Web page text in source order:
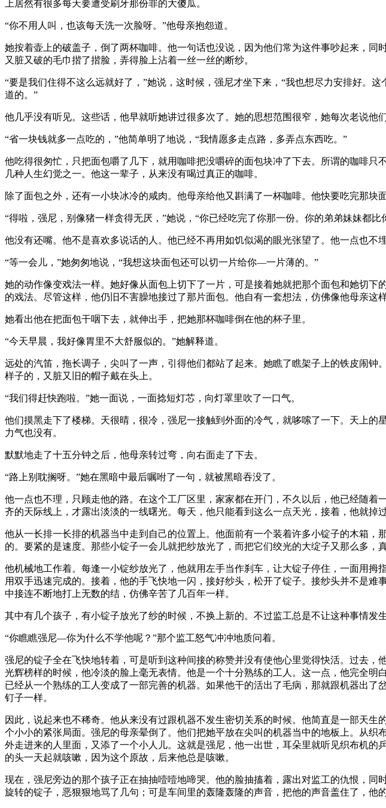
上居然有很多每天要遭受刷牙那份罪的大傻瓜。
“你不用人叫，也该每天洗一次脸呀。”他母亲抱怨道。
她按着壶上的破盖子，倒了两杯咖啡。他一句话也没说，因为他们常为这件事吵起来，
又脏又破的毛巾揩了揩脸，弄得脸上沾着一丝一丝的断纱。
“要是我们住得不这么远就好了，”她说，这时候，强尼才坐下来，“我也想尽力安排好。
道的。”
他几乎没有听见。这些话，他早就听她讲过很多次了。她的思想范围很窄，她每次老说他
“省一块钱就多一点吃的，”他简单明了地说，“我情愿多走点路，多弄点东西吃。”
他吃得很匆忙，只把面包嚼了几下，就用咖啡把没嚼碎的面包块冲了下去。所谓的咖啡
几种人生幻觉之一。他这一辈子，从来没有喝过真正的咖啡。
除了面包之外，还有一小块冰冷的咸肉。他母亲给他又斟满了一杯咖啡。他快要吃完那
“得啦，强尼，别像猪一样贪得无厌，”她说，“你已经吃完了你那一份。你的弟弟妹妹都比
他没有还嘴。他不是喜欢多说话的人。他已经不再用如饥似渴的眼光张望了。他一点也
“等一会儿，”她匆匆地说，“我想这块面包还可以切一片给你—一片薄的。”
她的动作像变戏法一样。她好像从面包上切下了一片，可是接着她就把那个面包和她切
的戏法。尽管这样，他仍旧不害臊地接过了那片面包。他自有一套想法，仿佛像他母亲这
她看出他在把面包干咽下去，就伸出手，把她那杯咖啡倒在他的杯子里。
“今天早晨，我好像胃里不大舒服似的。”她解释道。
远处的汽笛，拖长调子，尖叫了一声，引得他们都站了起来。她瞧了瞧架子上的铁皮闹
样子的，又脏又旧的帽子戴在头上。
“我们得赶快跑啦。”她一面说，一面捻短灯芯，向灯罩里吹了一口气。
他们摸黑走下了楼梯。天很晴，很冷，强尼一接触到外面的冷气，就哆嗦了一下。天上
力气也没有。
默默地走了十五分钟之后，他母亲转过弯，向右面走了下去。
“路上别耽搁呀。”她在黑暗中最后嘱咐了一句，就被黑暗吞没了。
他一点也不理，只顾走他的路。在这个工厂区里，家家都在开门，不久以后，他已经随
齐的天际线上，才露出淡淡的一线曙光。每天，他只能看到这么一点天光，接着，他就掉
他从一长排一长排的机器当中走到自己的位置上。他面前有一个装着许多小锭子的木箱
的。要紧的是速度。那些小锭子一会儿就把纱放光了，而把它们绞光的大绽子又那么多，
他机械地工作着。每逢一小锭纱放光了，他就用左手当作刹车，让大锭子停住，一面用
用双手迅速完成的。接着，他的手飞快地一闪，接好纱头，松开了锭子。接纱头并不是
中接连不断地打上无数的结，仿佛辛苦了几百年一样。
其中有几个孩子，有小锭子放光了纱的时候，不换上新的。不过监工总是不让这种事情发
“你瞧瞧强尼—你为什么不学他呢？”那个监工怒气冲冲地质问着。
强尼的锭子全在飞快地转着，可是听到这种间接的称赞并没有使他心里觉得快活。过去
光辉榜样的时候，他冷淡的脸上毫无表情。他是一个十分熟练的工人。这一点，他完全
已经从一个熟练的工人变成了一部完善的机器。如果他干的活出了毛病，那就跟机器出
钉子一样。
因此，说起来也不稀奇。他从来没有过跟机器不发生密切关系的时候。他简直是一部天
个小小的紧张局面。强尼的母亲晕倒了。他们把她平放在尖叫的机器当中的地板上。从
外走进来的人里面，又添了一个小人儿。这就是强尼，他一出世，耳朵里就听见织布机
的头一天起就咳嗽，因为这个原故，后来他总是咳嗽。
现在，强尼旁边的那个孩子正在抽抽噎噎地啼哭。他的脸抽搐着，露出对监工的仇恨，
旋转的锭子，恶狠狠地骂了几句；可是车间里的轰隆轰隆的声音，把他的声音盖住了，他